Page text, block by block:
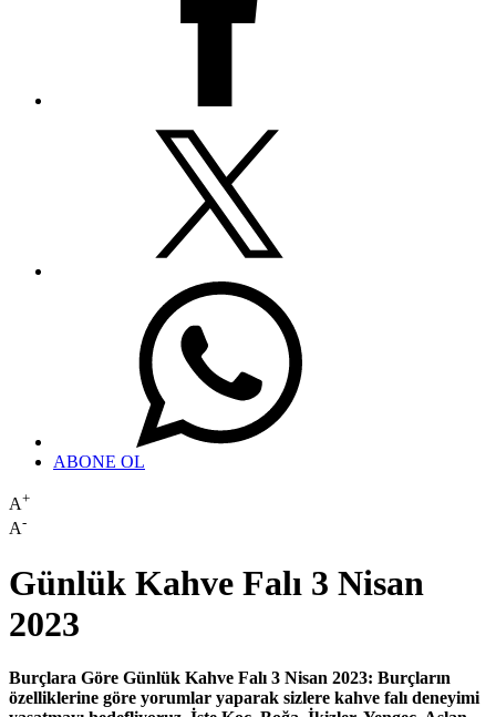
ABONE OL
A+
A-
Günlük Kahve Falı 3 Nisan
2023
Burçlara Göre Günlük Kahve Falı 3 Nisan 2023: Burçların
özelliklerine göre yorumlar yaparak sizlere kahve falı deneyimi